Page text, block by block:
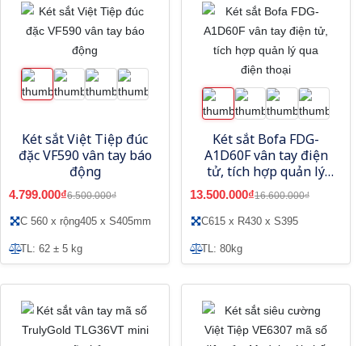
Két sắt Việt Tiệp đúc
đặc VF590 vân tay báo
động
4.799.000₫6.500.000₫
C 560 x rộng405 x S405mm
TL: 62 ± 5 kg
Két sắt Bofa FDG-
A1D60F vân tay điện
tử, tích hợp quản lý
qua điện thoại
13.500.000₫16.600.000₫
C615 x R430 x S395
TL: 80kg